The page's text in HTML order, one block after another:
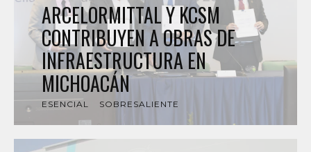
ARCELORMITTAL Y KCSM
CONTRIBUYEN A OBRAS DE
INFRAESTRUCTURA EN
MICHOACÁN
ESENCIAL SOBRESALIENTE